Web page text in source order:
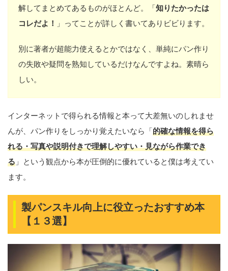
解してまとめてあるものがほとんど。「知りたかったは
コレだよ！ 」ってことが詳しく書いてありビビります。
別に著者が超能力使えるとかではなく、単純にパン作り
の失敗や疑問を熟知しているだけなんですよね。素晴ら
しい。
インターネットで得られる情報と本って大差無いのしれませ
んが、パン作りをしっかり覚えたいなら「的確な情報を得ら
れる・写真や説明付きで理解しやすい・見ながら作業でき
る 」という観点から本が圧倒的に優れていると僕は考えてい
ます。
製パンスキル向上に役立ったおすすめ本
【１３選】